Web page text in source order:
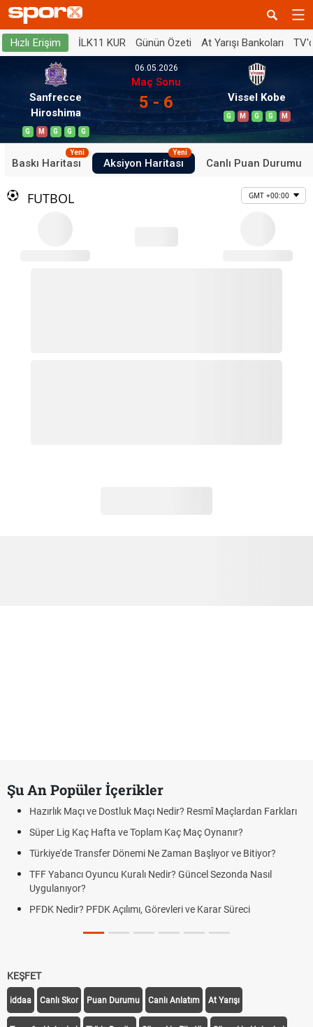
Hızlı Erişim İLK11 KUR Günün Özeti At Yarışı Bankoları
Sanfrecce
Hiroshima
G M G G G
06.05.2026
Maç Sonu
5 - 6 Vissel Kobe
G M G G M
Baskı Haritası
Yeni
Aksiyon Haritası
Yeni
Canlı Puan Durumu
FUTBOL GMT +00:00
Şu An Popüler İçerikler
Hazırlık Maçı ve Dostluk Maçı Nedir? Resmî Maçlardan Farkları
Süper Lig Kaç Hafta ve Toplam Kaç Maç Oynanır?
Türkiye'de Transfer Dönemi Ne Zaman Başlıyor ve Bitiyor?
TFF Yabancı Oyuncu Kuralı Nedir? Güncel Sezonda Nasıl
Uygulanıyor?
PFDK Nedir? PFDK Açılımı, Görevleri ve Karar Süreci
KEŞFET
iddaa Canlı Skor Puan Durumu Canlı Anlatım At Yarışı